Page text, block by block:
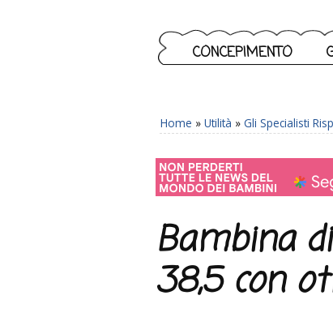
CONCEPIMENTO
Home » Utilità » Gli Specialisti
Bambina
38,5 con